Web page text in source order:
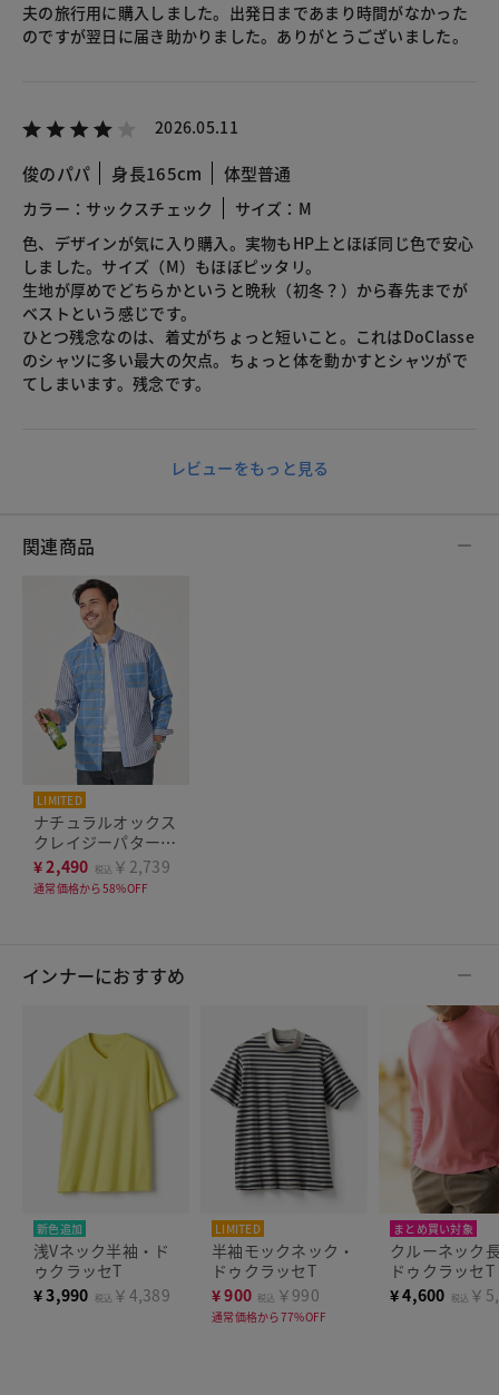
夫の旅行用に購入しました。出発日まであまり時間がなかった
のですが翌日に届き助かりました。ありがとうございました。
2026.05.11
俊のパパ 身長165cm 体型普通
カラー：サックスチェック
サイズ：M
色、デザインが気に入り購入。実物もHP上とほぼ同じ色で安心
しました。サイズ（M）もほぼピッタリ。
生地が厚めでどちらかというと晩秋（初冬？）から春先までが
ベストという感じです。
ひとつ残念なのは、着丈がちょっと短いこと。これはDoClasse
のシャツに多い最大の欠点。ちょっと体を動かすとシャツがで
てしまいます。残念です。
レビューをもっと見る
関連商品
LIMITED
ナチュラルオックス
クレイジーパターン
シャツ
¥2,490 税込 ￥2,739
通常価格から58%OFF
インナーにおすすめ
新色追加
浅Vネック半袖・ド
ゥクラッセT
¥3,990 税込 ￥4,389
LIMITED
半袖モックネック・
ドゥクラッセT
¥900 税込 ￥990
通常価格から77%OFF
まとめ買い対象
クルーネック
ドゥクラッセT
¥4,600 税込 ￥